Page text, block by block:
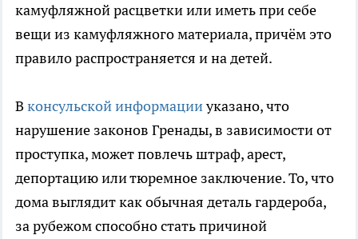
камуфляжной расцветки или иметь при себе
вещи из камуфляжного материала, причём это
правило распространяется и на детей.
В консульской информацииуказано, что
нарушение законов Гренады, в зависимости от
проступка, может повлечь штраф, арест,
депортацию или тюремное заключение. То, что
дома выглядит как обычная деталь гардероба,
за рубежом способно стать причиной